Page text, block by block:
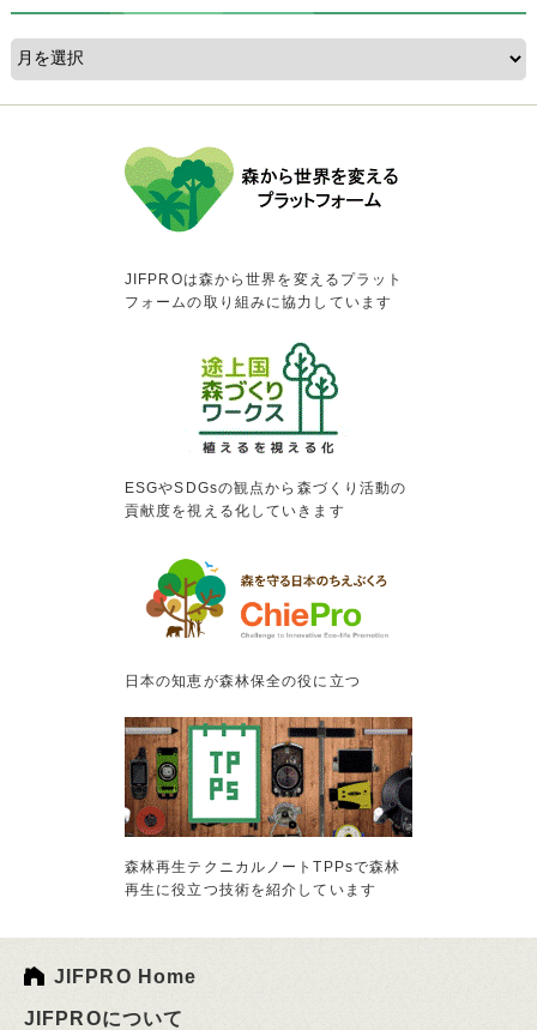
JIFPROは森から世界を変えるプラット
フォームの取り組みに協力しています
ESGやSDGsの観点から森づくり活動の
貢献度を視える化していきます
日本の知恵が森林保全の役に立つ
森林再生テクニカルノートTPPsで森林
再生に役立つ技術を紹介しています
JIFPRO Home
JIFPROについて